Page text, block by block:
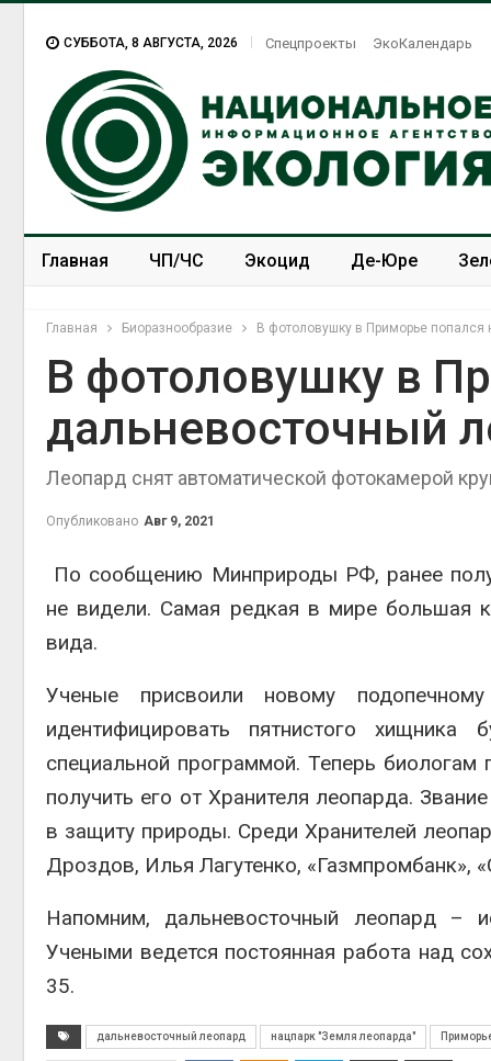
СУББОТА, 8 АВГУСТА, 2026 Спецпроекты ЭкоКалендарь
Главная ЧП/ЧС Экоцид Де-Юре
Главная Биоразнообразие В фотоловушку в Приморье
В фотоловушку в
дальневосточный
Леопард снят автоматической фотокамерой
Опубликовано Авг 9, 2021
По сообщению Минприроды РФ, ранее
не видели. Самая редкая в мире большая
вида.
Ученые присвоили новому
идентифицировать пятнистого
специальной программой. Теперь
получить его от Хранителя леопарда.
в защиту природы. Среди Хранителей
Дроздов, Илья Лагутенко, «Газмпромбанк»,
Напомним, дальневосточный леопард –
Учеными ведется постоянная работа над
35.
дальневосточный леопард нацпарк "Земля леопарда" Авг 6,